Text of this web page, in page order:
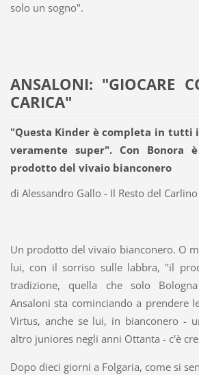
solo un sogno".
ANSALONI: "GIOCARE
CARICA"
"Questa Kinder è completa in
veramente super". Con Bonora
prodotto del vivaio bianconero
di Alessandro Gallo - Il Resto del
Un prodotto del vivaio bianconero. O
lui, con il sorriso sulle labbra, "il
tradizione, quella che solo
Ansaloni sta cominciando a prendere
Virtus, anche se lui, in bianconero -
altro juniores negli anni Ottanta - c'è
Dopo dieci giorni a Folgaria, come si